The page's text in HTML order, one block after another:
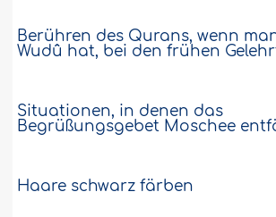
Berühren des Qurans, wenn
Wudû hat, bei den frühen
Situationen, in denen das
Begrüßungsgebet Moschee
Haare schwarz färben